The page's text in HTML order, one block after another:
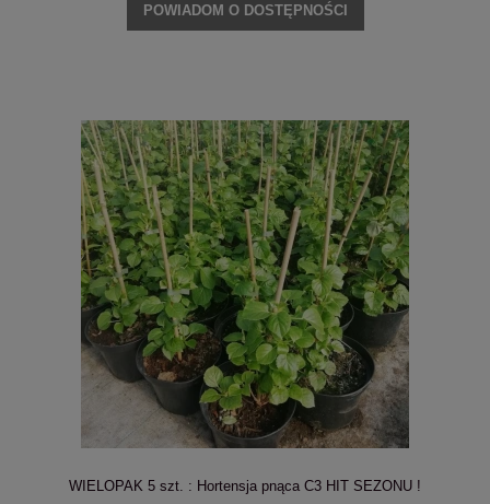
POWIADOM O DOSTĘPNOŚCI
WIELOPAK 5 szt. : Hortensja pnąca C3 HIT SEZONU !